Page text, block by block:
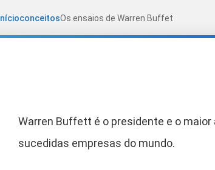
InícioconceitosOs ensaios de Warren Buffet
Warren Buffett é o presidente e o
sucedidas empresas do mundo.